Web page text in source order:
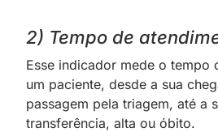
2) Tempo de
Esse indicador mede o tempo
um paciente, desde a sua
passagem pela triagem, até a
transferência, alta ou óbito.